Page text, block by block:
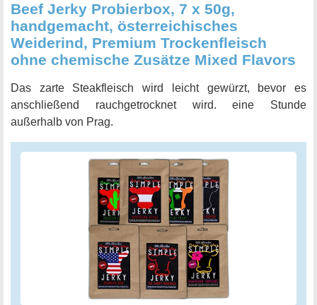
Beef Jerky Probierbox, 7 x 50g,
handgemacht, österreichisches
Weiderind, Premium Trockenfleisch
ohne chemische Zusätze Mixed Flavors
Das zarte Steakfleisch wird leicht gewürzt, bevor es
anschließend rauchgetrocknet wird. eine Stunde
außerhalb von Prag.